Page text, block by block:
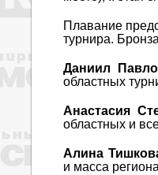
Плавание
турнира.
Даниил
областных
Анастасия
областных и
Алина
и масса